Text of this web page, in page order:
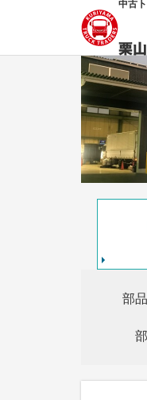
中古
部